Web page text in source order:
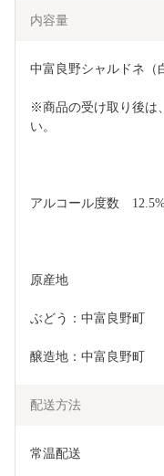
内容量
中富良野シャルドネ（
※商品の受け取り後は
い。
アルコール度数　
原産地
ぶどう：中富良野町
醸造地：中富良野町
配送方法
常温配送